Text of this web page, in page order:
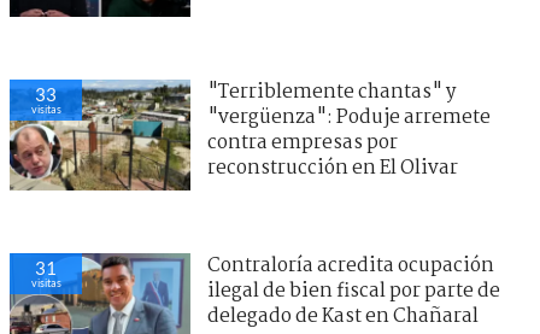
33
visitas
"Terriblemente chantas" y
"vergüenza": Poduje arremete
contra empresas por
reconstrucción en El Olivar
31
visitas
Contraloría acredita ocupación
ilegal de bien fiscal por parte de
delegado de Kast en Chañaral